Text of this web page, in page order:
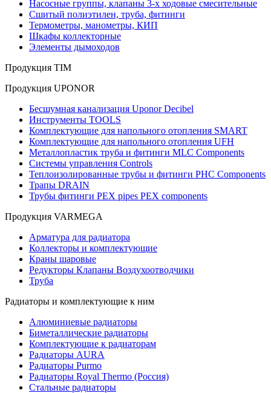
Насосные группы, клапаны 3-х ходовые смесительные
Сшитый полиэтилен, труба, фитинги
Термометры, манометры, КИП
Шкафы коллекторные
Элементы дымоходов
Продукция TIM
Продукция UPONOR
Бесшумная канализация Uponor Decibel
Инструменты TOOLS
Комплектующие для напольного отопления SMART
Комплектующие для напольного отопления UFH
Металлопластик труба и фитинги MLC Components
Системы управления Controls
Теплоизолированные трубы и фитинги PHC Components
Трапы DRAIN
Трубы фитинги PEX pipes PEX components
Продукция VARMEGA
Арматура для радиатора
Коллекторы и комплектующие
Краны шаровые
Редукторы Клапаны Воздухоотводчики
Труба
Радиаторы и комплектующие к ним
Алюминиевые радиаторы
Биметаллические радиаторы
Комплектующие к радиаторам
Радиаторы AURA
Радиаторы Purmo
Радиаторы Royal Thermo (Россия)
Стальные радиаторы